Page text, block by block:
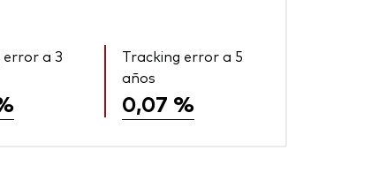
error a 3
Tracking error a 5
años
0,07 %